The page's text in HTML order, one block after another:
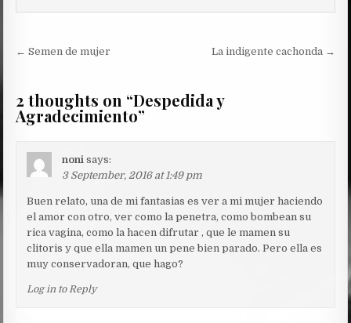
Post
← Semen de mujer La indigente cachonda →
2 thoughts on “Despedida y
Agradecimiento”
noni says:
3 September, 2016 at 1:49 pm
Buen relato, una de mi fantasias es ver a mi mujer haciendo
el amor con otro, ver como la penetra, como bombean su
rica vagina, como la hacen difrutar , que le mamen su
clitoris y que ella mamen un pene bien parado. Pero ella es
muy conservadoran, que hago?
Log in to Reply